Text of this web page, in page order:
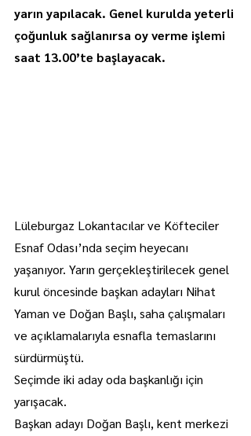
yarın yapılacak. Genel kurulda yeterli
çoğunluk sağlanırsa oy verme işlemi
saat 13.00’te başlayacak.
Lüleburgaz Lokantacılar ve Köfteciler
Esnaf Odası’nda seçim heyecanı
yaşanıyor. Yarın gerçekleştirilecek genel
kurul öncesinde başkan adayları Nihat
Yaman ve Doğan Başlı, saha çalışmaları
ve açıklamalarıyla esnafla temaslarını
sürdürmüştü.
Seçimde iki aday oda başkanlığı için
yarışacak.
Başkan adayı Doğan Başlı, kent merkezi